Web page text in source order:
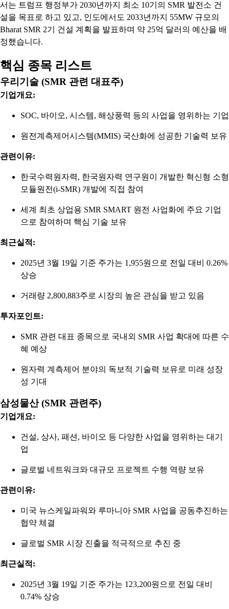
서는 트럼프 행정부가 2030년까지 최소 10기의 SMR 발전소 건
설을 목표로 하고 있고, 인도에서도 2033년까지 55MW 규모의
Bharat SMR 2기 건설 계획을 발표하며 약 25억 달러의 예산을 배
정했습니다.
핵심 종목 리스트
우리기술 (SMR 관련 대표주)
기업개요:
SOC, 바이오, 시스템, 해상풍력 등의 사업을 영위하는 기업
원전계측제어시스템(MMIS) 국산화에 성공한 기술력 보유
관련이유:
한국수력원자력, 한국원자력 연구원이 개발한 혁신형 소형
모듈원전(i-SMR) 개발에 직접 참여
세계 최초 상업용 SMR SMART 원전 사업화에 주요 기업
으로 참여하며 핵심 기술 보유
최근실적:
2025년 3월 19일 기준 주가는 1,955원으로 전일 대비 0.26%
상승
거래량 2,800,883주로 시장의 높은 관심을 받고 있음
투자포인트:
SMR 관련 대표 종목으로 국내외 SMR 사업 확대에 따른 수
혜 예상
원자력 계측제어 분야의 독보적 기술력 보유로 미래 성장
성 기대
삼성물산 (SMR 관련주)
기업개요:
건설, 상사, 패션, 바이오 등 다양한 사업을 영위하는 대기
업
글로벌 네트워크와 대규모 프로젝트 수행 역량 보유
관련이유:
미국 뉴스케일파워와 루마니아 SMR 사업을 공동추진하는
협약 체결
글로벌 SMR 시장 진출을 적극적으로 추진 중
최근실적:
2025년 3월 19일 기준 주가는 123,200원으로 전일 대비
0.74% 상승